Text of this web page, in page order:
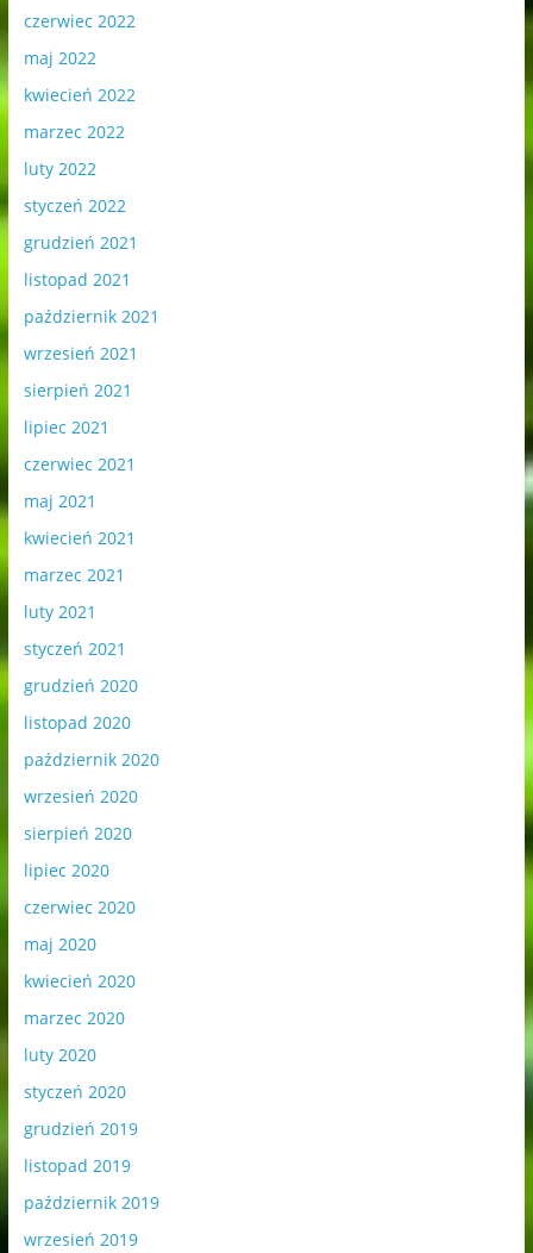
czerwiec 2022
maj 2022
kwiecień 2022
marzec 2022
luty 2022
styczeń 2022
grudzień 2021
listopad 2021
październik 2021
wrzesień 2021
sierpień 2021
lipiec 2021
czerwiec 2021
maj 2021
kwiecień 2021
marzec 2021
luty 2021
styczeń 2021
grudzień 2020
listopad 2020
październik 2020
wrzesień 2020
sierpień 2020
lipiec 2020
czerwiec 2020
maj 2020
kwiecień 2020
marzec 2020
luty 2020
styczeń 2020
grudzień 2019
listopad 2019
październik 2019
wrzesień 2019